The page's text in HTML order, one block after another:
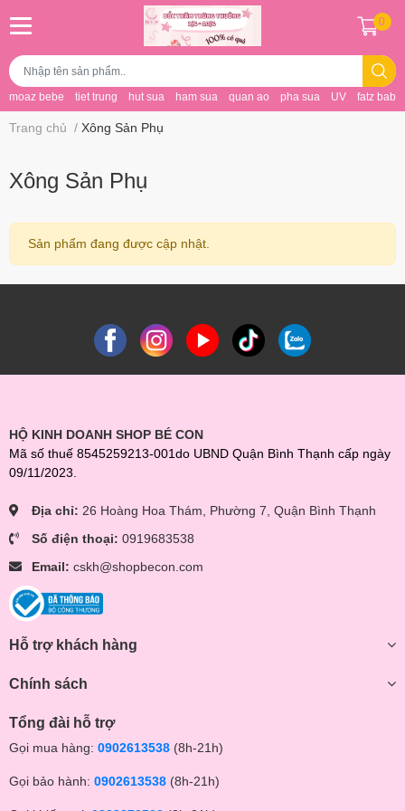
moaz bebe tiet trung hut sua ham sua quan ao pha sua UV fatz baby
0
Trang chủ / Xông Sản Phụ
Xông Sản Phụ
Sản phẩm đang được cập nhật.
HỘ KINH DOANH SHOP BÉ CON
Mã số thuế 8545259213-001do UBND Quận Bình Thạnh cấp ngày
09/11/2023.
Địa chỉ: 26 Hoàng Hoa Thám, Phường 7, Quận Bình Thạnh
Số điện thoại: 0919683538
Email: cskh@shopbecon.com
Hỗ trợ khách hàng
Chính sách
Tổng đài hỗ trợ
Gọi mua hàng: 0902613538 (8h-21h)
Gọi bảo hành: 0902613538 (8h-21h)